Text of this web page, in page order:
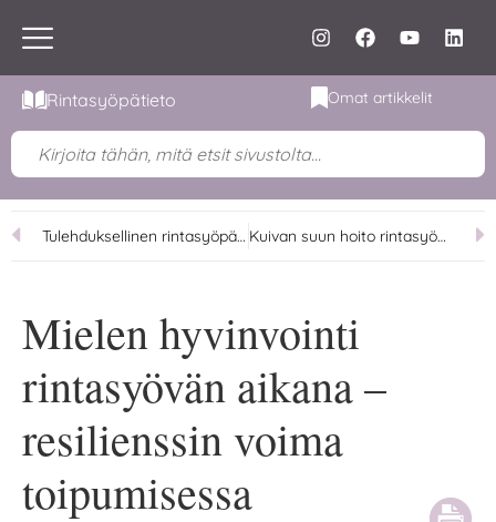
Rintasyöpätieto Omat artikkelit
Tulehduksellinen rintasyöpä (IBC) Kuivan suun hoito rintasyöpähoitojen aikana
Mielen hyvinvointi
rintasyövän aikana –
resilienssin voima
toipumisessa